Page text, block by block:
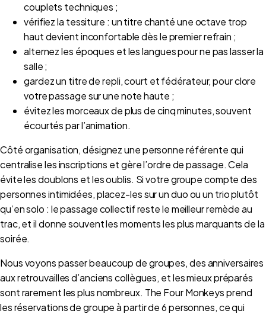
couplets techniques ;
vérifiez la tessiture : un titre chanté une octave trop
haut devient inconfortable dès le premier refrain ;
alternez les époques et les langues pour ne pas lasser la
salle ;
gardez un titre de repli, court et fédérateur, pour clore
votre passage sur une note haute ;
évitez les morceaux de plus de cinq minutes, souvent
écourtés par l’animation.
Côté organisation, désignez une personne référente qui
centralise les inscriptions et gère l’ordre de passage. Cela
évite les doublons et les oublis. Si votre groupe compte des
personnes intimidées, placez-les sur un duo ou un trio plutôt
qu’en solo : le passage collectif reste le meilleur remède au
trac, et il donne souvent les moments les plus marquants de la
soirée.
Nous voyons passer beaucoup de groupes, des anniversaires
aux retrouvailles d’anciens collègues, et les mieux préparés
sont rarement les plus nombreux. The Four Monkeys prend
les réservations de groupe à partir de 6 personnes, ce qui